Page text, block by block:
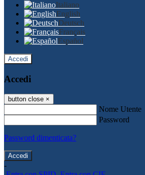
Italiano
English
Deutsch
Français
Español
Accedi
Accedi
button close ×
Nome Utente
Password
Password dimenticata?
-